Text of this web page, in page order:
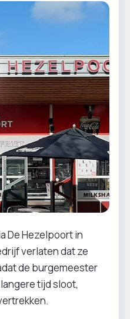
De Hezelpoort in
verlaten dat ze
de burgemeester
tijd sloot,